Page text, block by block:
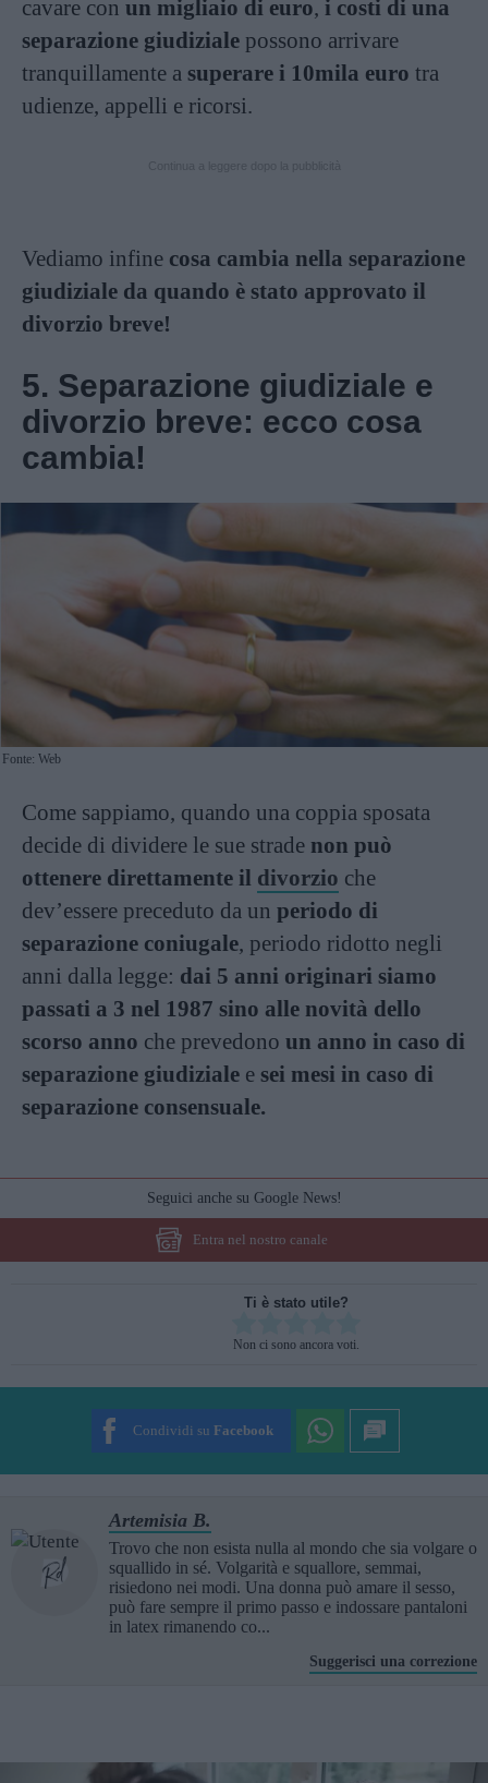
cavare con un migliaio di euro, i costi di una
separazione giudiziale possono arrivare
tranquillamente a superare i 10mila euro tra
udienze, appelli e ricorsi.
Vediamo infine cosa cambia nella separazione
giudiziale da quando è stato approvato il
divorzio breve!
5. Separazione giudiziale e
divorzio breve: ecco cosa
cambia!
Fonte: Web
Come sappiamo, quando una coppia sposata
decide di dividere le sue strade non può
ottenere direttamente il divorzio che
dev’essere preceduto da un periodo di
separazione coniugale, periodo ridotto negli
anni dalla legge: dai 5 anni originari siamo
passati a 3 nel 1987 sino alle novità dello
scorso anno che prevedono un anno in caso di
separazione giudiziale e sei mesi in caso di
separazione consensuale.
Seguici anche su Google News!
Entra nel nostro canale
Ti è stato utile?
Non ci sono ancora voti.
Condividi su Facebook
Artemisia B.
Trovo che non esista nulla al mondo che sia volgare o
squallido in sé. Volgarità e squallore, semmai,
risiedono nei modi. Una donna può amare il sesso,
può fare sempre il primo passo e indossare pantaloni
in latex rimanendo co...
Suggerisci una correzione